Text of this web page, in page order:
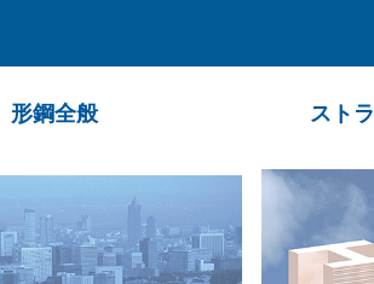
形鋼全般 スト